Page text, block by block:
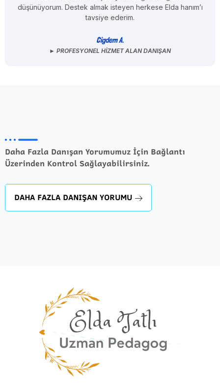
düşünüyorum. Destek almak isteyen herkese Elda hanım’ı
tavsiye ederim.
Cigdem A.
► PROFESYONEL HIZMET ALAN DANIŞAN
Daha Fazla Danışan Yorumumuz İçin Bağlantı
Üzerinden Kontrol Sağlayabilirsiniz.
DAHA FAZLA DANIŞAN YORUMU